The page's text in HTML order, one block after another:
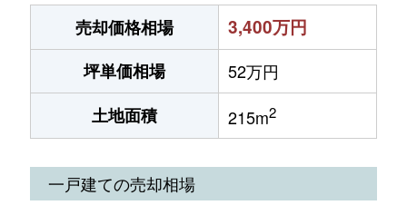
売却価格相場
3,400万円
坪単価相場
52万円
土地面積
215m2
一戸建ての売却相場